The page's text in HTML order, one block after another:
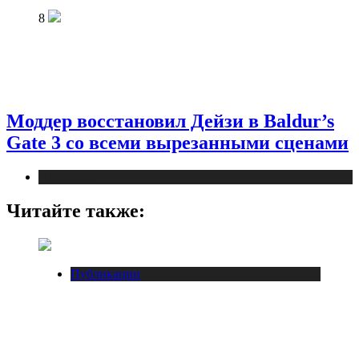
8
Моддер восстановил Дейзи в Baldur’s
Gate 3 со всеми вырезанными сценами
Читайте также:
Публикации